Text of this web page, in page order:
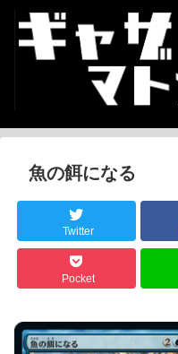
魚の餌になる
Twitter
Pocket